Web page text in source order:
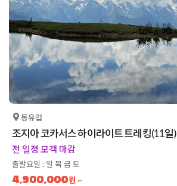
동유럽
조지아 코카서스 하이라이트 트레킹(11일)
전 일정 모객 마감
출발요일 : 일 목 금 토
4,900,000원 ~